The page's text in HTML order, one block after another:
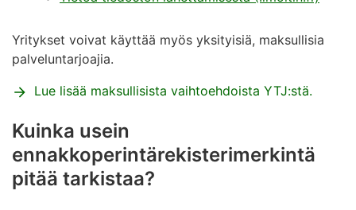
Yritykset voivat käyttää myös yksityisiä, maksullisia
palveluntarjoajia.
Lue lisää maksullisista vaihtoehdoista YTJ:stä.
Kuinka usein
ennakkoperintärekisterimerkintä
pitää tarkistaa?